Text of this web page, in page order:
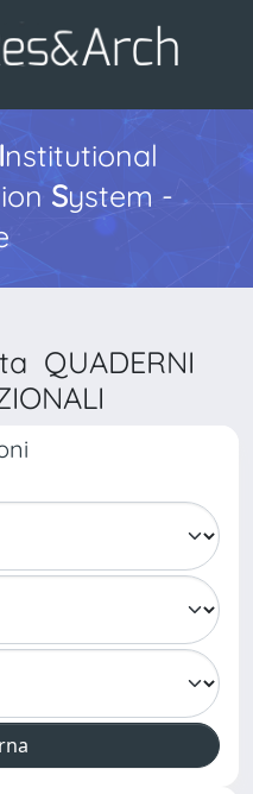
Institutional
System -
QUADERNI